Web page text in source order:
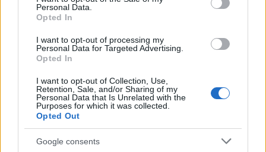
Personal Data.
Opted In
I want to opt-out of processing my
Personal Data for Targeted Advertising.
Opted In
I want to opt-out of Collection, Use,
Retention, Sale, and/or Sharing of my
Personal Data that Is Unrelated with the
Purposes for which it was collected.
Opted Out
Google consents
Guía práctica para entender conflictos
internacionales paso a paso
Domina el arte de evaluar fuentes y mapas,…
INTERNACIONAL